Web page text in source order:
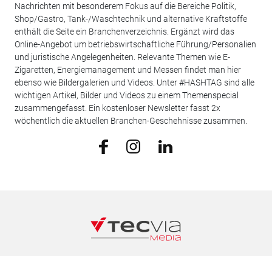
Nachrichten mit besonderem Fokus auf die Bereiche Politik,
Shop/Gastro, Tank-/Waschtechnik und alternative Kraftstoffe
enthält die Seite ein Branchenverzeichnis. Ergänzt wird das
Online-Angebot um betriebswirtschaftliche Führung/Personalien
und juristische Angelegenheiten. Relevante Themen wie E-
Zigaretten, Energiemanagement und Messen findet man hier
ebenso wie Bildergalerien und Videos. Unter #HASHTAG sind alle
wichtigen Artikel, Bilder und Videos zu einem Themenspecial
zusammengefasst. Ein kostenloser Newsletter fasst 2x
wöchentlich die aktuellen Branchen-Geschehnisse zusammen.